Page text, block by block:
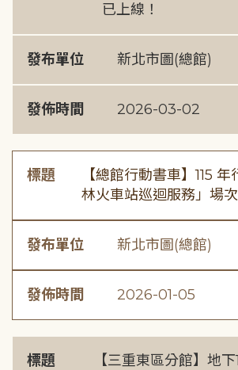
已上線！
發布單位 新北市圖(總館)
發佈時間 2026-03-02
標題
【總館行動書車】115
林火車站巡迴服務」場
發布單位 新北市圖(總館)
發佈時間 2026-01-05
標題
【三重東區分館】地